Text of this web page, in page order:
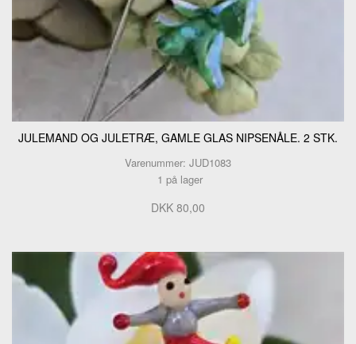
JULEMAND OG JULETRÆ, GAMLE GLAS NIPSENÅLE. 2 STK.
Varenummer: JUD1083
1 på lager
DKK 80,00